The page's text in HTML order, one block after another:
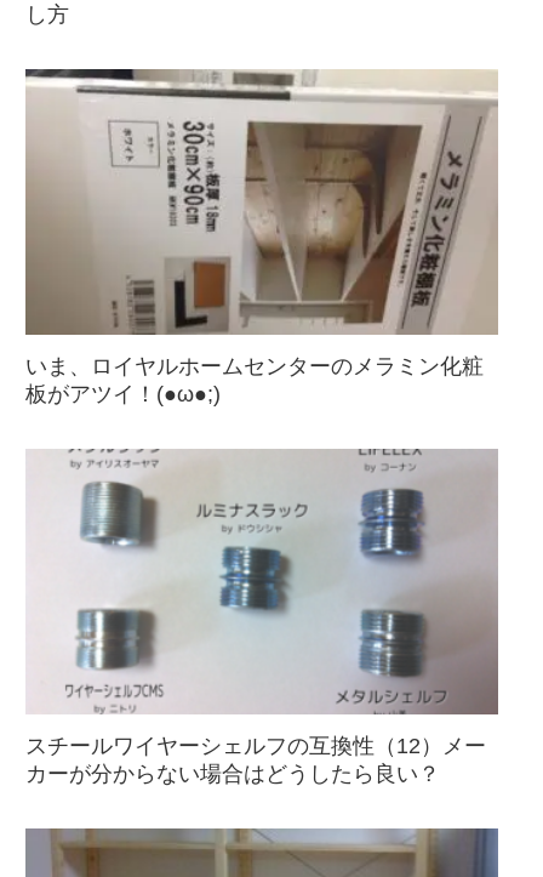
し方
いま、ロイヤルホームセンターのメラミン化粧
板がアツイ！(●ω●;)
スチールワイヤーシェルフの互換性（12）メー
カーが分からない場合はどうしたら良い？